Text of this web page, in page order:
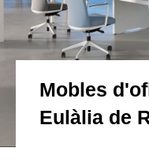
Mobles
Eulàlia de